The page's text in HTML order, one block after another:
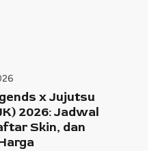
x Jujutsu
2026: Jadwal
Skin, dan